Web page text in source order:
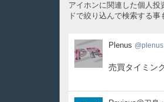
アイホンに関連した個人
ドで絞り込んで検索する
Plenus
Plenus plenus
売買タイミン